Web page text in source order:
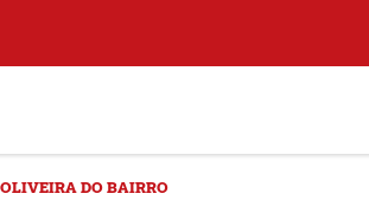
OLIVEIRA DO BAIRRO